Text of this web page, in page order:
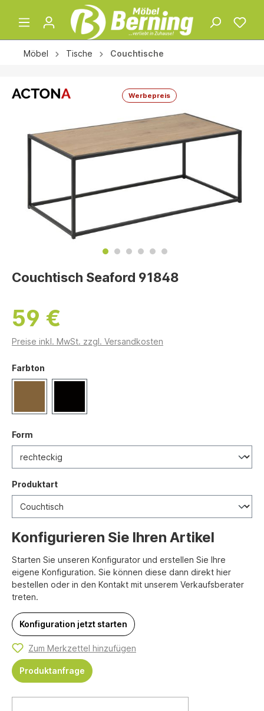
Möbel Tische Couchtische
Werbepreis
Couchtisch Seaford 91848
59 €
Preise inkl. MwSt. zzgl. Versandkosten
Farbton
Form
Produktart
Konfigurieren Sie Ihren Artikel
Starten Sie unseren Konfigurator und erstellen Sie Ihre
eigene Konfiguration. Sie können diese dann direkt hier
bestellen oder in den Kontakt mit unserem Verkaufsberater
treten.
Konfiguration jetzt starten
Zum Merkzettel hinzufügen
Produktanfrage